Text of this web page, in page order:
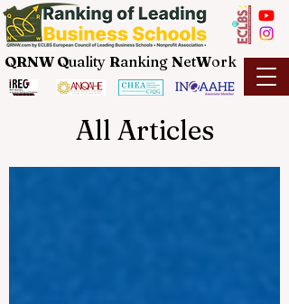
QRNW Quality Ranking NetWork
All Articles